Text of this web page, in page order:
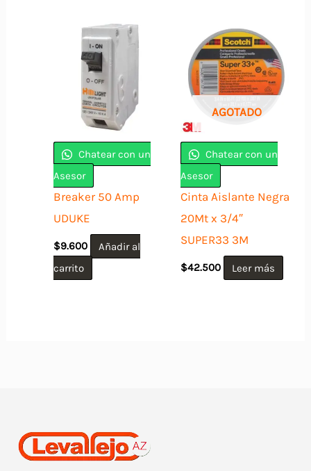
Chatear con un
Asesor
Breaker 50 Amp
UDUKE
$9.600
Añadir al
carrito
AGOTADO
Chatear con un
Asesor
Cinta Aislante Negra
20Mt x 3/4″
SUPER33 3M
$42.500 Leer más